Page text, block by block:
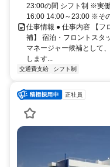
23:00の間 シフト制 ※実
16:00 14:00～23:00 ※そ
仕事情報 ● 仕事内容 【フ
補】 宿泊・フロントスタ
マネージャー候補として
します...
交通費支給 シフト制
正社員